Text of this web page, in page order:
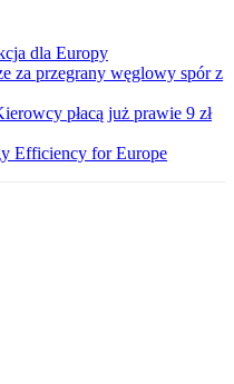
dla Europy
za przegrany węglowy spór z
płacą już prawie 9 zł
Efficiency for Europe